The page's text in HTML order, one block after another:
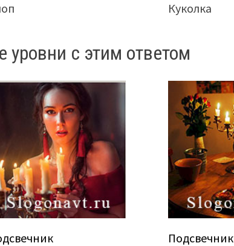
Куколка
уровни с этим ответом
Подсвечник